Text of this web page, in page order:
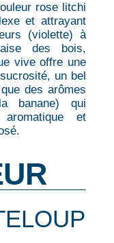
rose litchi
et attrayant
(violette) à
des bois,
vive offre une
un bel
des arômes
banane) qui
et